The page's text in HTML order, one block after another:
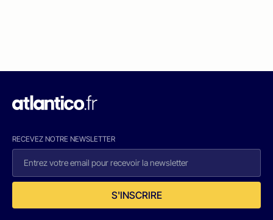
RECEVEZ NOTRE NEWSLETTER
S'INSCRIRE